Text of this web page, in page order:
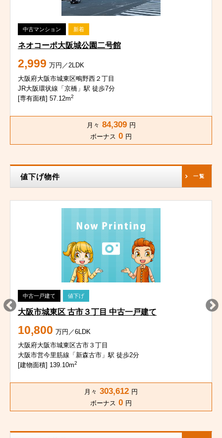
中古マンション 新着
ネオコーポ大阪城公園二号館
2,999 万円／2LDK
大阪府大阪市城東区鴫野西２丁目
JR大阪環状線「京橋」駅 徒歩7分
[専有面積] 57.12m2
月々 84,309 円
ボーナス 0 円
値下げ物件 一覧
中古一戸建て 値下げ
大阪市城東区 古市３丁目 中古一戸建て
10,800 万円／6LDK
大阪府大阪市城東区古市３丁目
大阪市営今里筋線「新森古市」駅 徒歩2分
[建物面積] 139.10m2
月々 303,612 円
ボーナス 0 円